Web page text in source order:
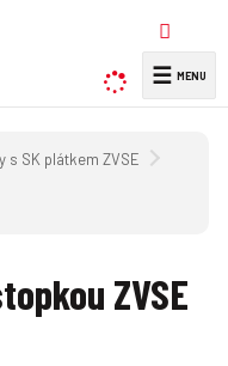
y
l
☰
s SK plátkem ZVSE
ZVSE